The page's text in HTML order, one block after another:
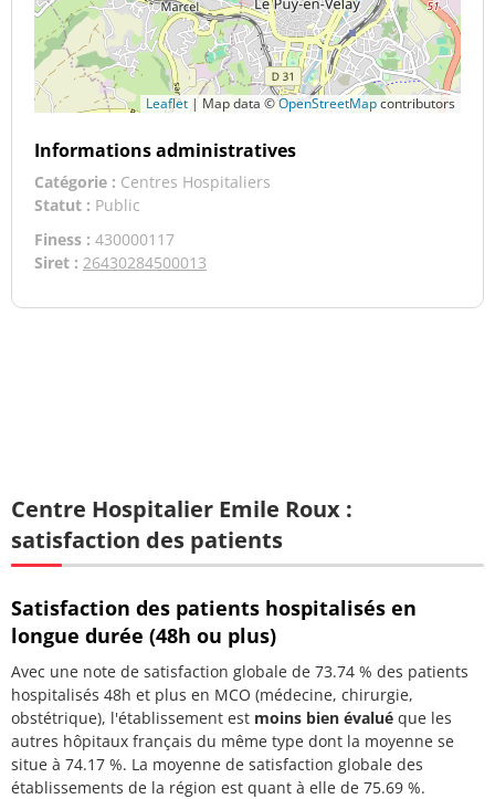
Leaflet | Map data ©OpenStreetMapcontributors
Informations administratives
Catégorie : Centres Hospitaliers
Statut : Public
Finess : 430000117
Siret : 26430284500013
Centre Hospitalier Emile Roux :
satisfaction des patients
Satisfaction des patients hospitalisés en
longue durée (48h ou plus)
Avec une note de satisfaction globale de 73.74 % des patients
hospitalisés 48h et plus en MCO (médecine, chirurgie,
obstétrique), l'établissement est moins bien évalué que les
autres hôpitaux français du même type dont la moyenne se
situe à 74.17 %. La moyenne de satisfaction globale des
établissements de la région est quant à elle de 75.69 %.